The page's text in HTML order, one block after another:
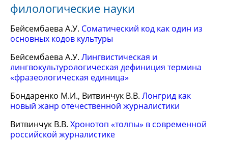
филологические науки
Бейсембаева А.У. Соматический код как один из
основных кодов культуры
Бейсембаева А.У. Лингвистическая и
лингвокультурологическая дефиниция термина
«фразеологическая единица»
Бондаренко М.И., Витвинчук В.В. Лонгрид как
новый жанр отечественной журналистики
Витвинчук В.В. Хронотоп «толпы» в современной
российской журналистике